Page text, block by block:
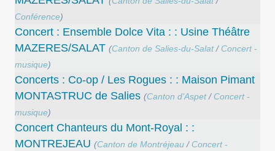
Conférence)
Concert : Ensemble Dolce Vita : : Usine Théâtre
MAZERES/SALAT (Canton de Salies-du-Salat/ Concert -
musique)
Concerts : Co-op / Les Rogues : : Maison Pimant
MONTASTRUC de Salies (Canton d’Aspet/ Concert -
musique)
Concert Chanteurs du Mont-Royal : :
MONTREJEAU (Canton de Montréjeau/ Concert -